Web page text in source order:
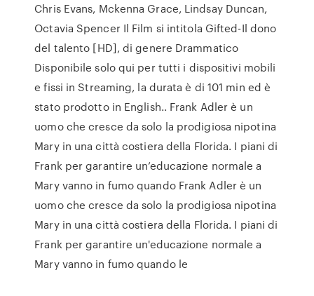
Chris Evans, Mckenna Grace, Lindsay Duncan,
Octavia Spencer Il Film si intitola Gifted-Il dono
del talento [HD], di genere Drammatico
Disponibile solo qui per tutti i dispositivi mobili
e fissi in Streaming, la durata è di 101 min ed è
stato prodotto in English.. Frank Adler è un
uomo che cresce da solo la prodigiosa nipotina
Mary in una città costiera della Florida. I piani di
Frank per garantire un’educazione normale a
Mary vanno in fumo quando Frank Adler è un
uomo che cresce da solo la prodigiosa nipotina
Mary in una città costiera della Florida. I piani di
Frank per garantire un'educazione normale a
Mary vanno in fumo quando le